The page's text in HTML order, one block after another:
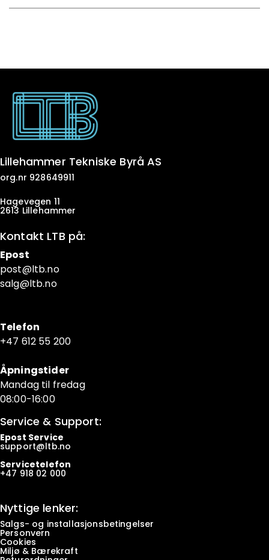
Lillehammer Tekniske Byrå AS
org.nr 928649911
Hagevegen 11
2613 Lillehammer
Kontakt LTB på:
Epost
post@ltb.no
salg@ltb.no
Telefon
+47 612 55 200
Åpningstider
Mandag til fredag
08:00-16:00
Service & Support:
Epost Service
support@ltb.no
Servicetelefon
+47 918 02 000
Nyttige lenker:
Salgs- og installasjonsbetingelser
Personvern
Cookies
Miljø & Bærekraft